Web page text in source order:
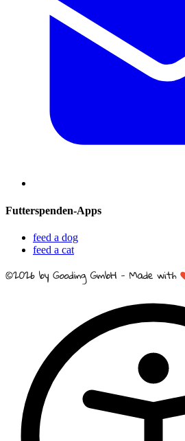
Futterspenden-Apps
feed a dog
feed a cat